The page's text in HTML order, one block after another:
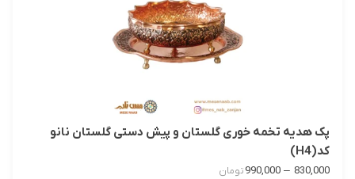
پک هدیه تخمه خوری گلستان و پیش دستی گلستان نانو
کد(H4)
830,000
–
990,000تومان